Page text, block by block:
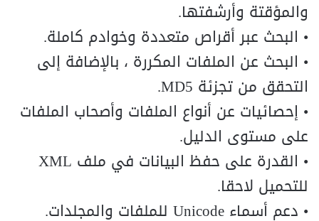
والمؤقتة وأرشفتها.
• البحث عبر أقراص متعددة وخوادم كاملة.
• البحث عن الملفات المكررة ، بالإضافة إلى
التحقق من تجزئة MD5.
• إحصائيات عن أنواع الملفات وأصحاب الملفات
على مستوى الدليل.
• القدرة على حفظ البيانات في ملف XML
للتحميل لاحقا.
• دعم أسماء Unicode للملفات والمجلدات.